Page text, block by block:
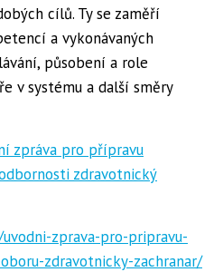
cílů. Ty se zaměří
a vykonávaných
působení a role
v systému a další směry
zpráva pro přípravu
zdravotnický
zprava-pro-pripravu-
zdravotnicky-zachranar/